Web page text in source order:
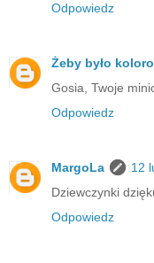
Odpowiedz
Żeby było
Gosia, Twoje
Odpowiedz
MargoLa
12
Dziewczynki
Odpowiedz